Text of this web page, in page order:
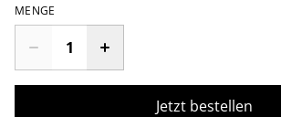
MENGE
Jetzt bestellen